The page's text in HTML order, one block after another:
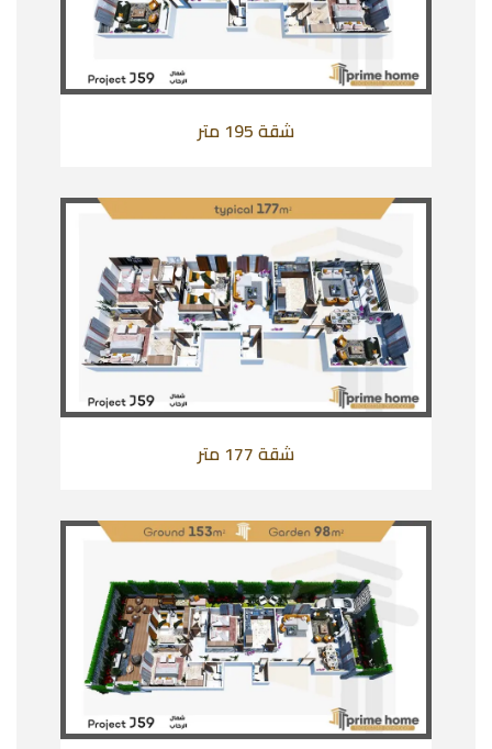
شقة 195 متر
شقة 177 متر